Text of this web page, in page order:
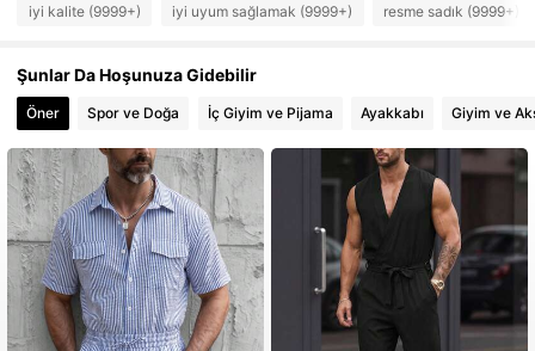
4,86 606K Takipçiler
4,86 606K Takipçiler
606K Takipçiler
4,86 606K Takipçiler
4,86 606K Takipçiler
4,86 606K Takipçiler
606K Takipçiler
iyi kalite (9999+) iyi uyum sağlamak (9999+) resme sadık (9999+)
Şunlar Da Hoşunuza Gidebilir
Öner Spor ve Doğa İç Giyim ve Pijama Ayakkabı Giyim ve